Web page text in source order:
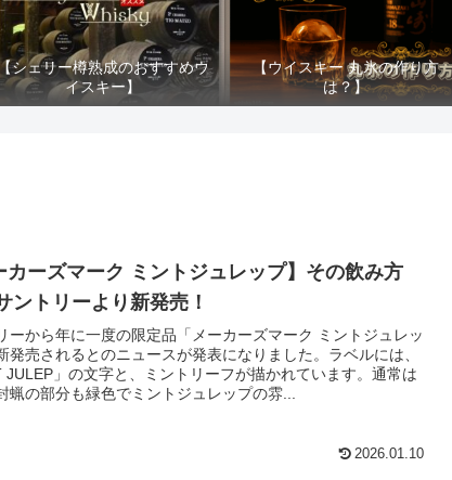
シェリー樽熟成のおすすめウ
イスキー】
【ウイスキー 丸氷の作り方
は？】
カーズマーク ミントジュレップ】その飲み方
ントリーより新発売！
ーから年に一度の限定品「メーカーズマーク ミントジュレッ
発売されるとのニュースが発表になりました。ラベルには、
JULEP」の文字と、ミントリーフが描かれています。通常は
蝋の部分も緑色でミントジュレップの雰...
2026.01.10